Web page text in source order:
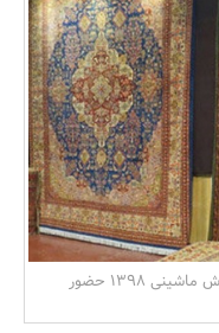
بانک، بیمه و سرمایه
مسکن و ساختمان
اصفهان صنعت امید در یازدهمین نمایشگاه فرش ماشینی 1398 حضور